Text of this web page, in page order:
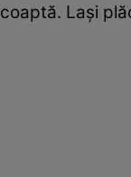
coaptă. Lași